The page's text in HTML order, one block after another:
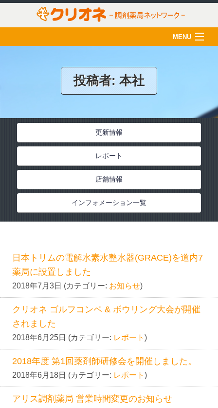
MENU
薬剤師の育成
インフォメーション
投稿者: 本社
更新情報
レポート
店舗情報
インフォメーション一覧
日本トリムの電解水素水整水器(GRACE)を道内7
薬局に設置しました
2018年7月3日 (カテゴリー: お知らせ)
クリオネ ゴルフコンペ & ボウリング大会が開催
されました
2018年6月25日 (カテゴリー: レポート )
2018年度 第1回薬剤師研修会を開催しました。
2018年6月18日 (カテゴリー: レポート )
アリス調剤薬局 営業時間変更のお知らせ